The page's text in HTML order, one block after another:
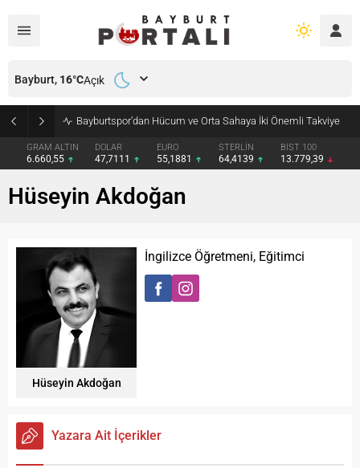
Bayburtspor’dan Hücum ve Orta Sahaya İki Önemli Takviye
GRAM ALTIN
6.660,55
DOLAR
47,7111
EURO
55,1881
STERLİN
64,4139
BIST 100
13.779,39
Bayburt, 16°CAçık
Hüseyin Akdoğan
Hüseyin Akdoğan
İngilizce Öğretmeni, Eğitimci
Yazara Ait İçerikler